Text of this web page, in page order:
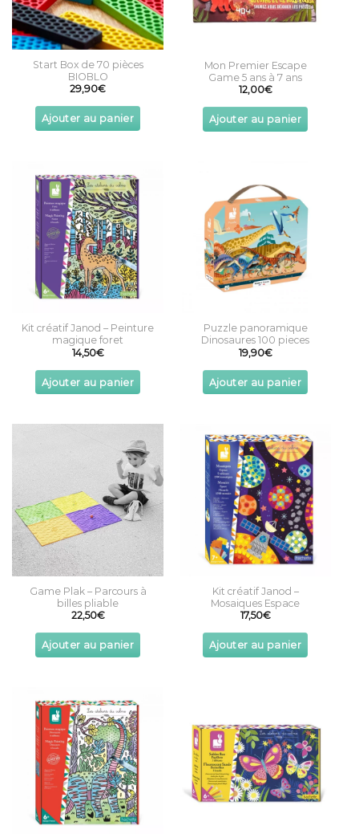
the
product
page
Start Box de 70 pièces
BIOBLO
29,90€
Ajouter au panier
Mon Premier Escape
Game 5 ans à 7 ans
12,00€
Ajouter au panier
Kit créatif Janod – Peinture
magique foret
14,50€
Ajouter au panier
Puzzle panoramique
Dinosaures 100 pieces
19,90€
Ajouter au panier
Game Plak – Parcours à
billes pliable
22,50€
Ajouter au panier
multiple
variants.
The
options
may
be
chosen
on
the
product
Kit créatif Janod –
Mosaiques Espace
17,50€
Ajouter au panier